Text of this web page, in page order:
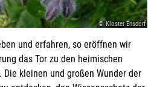
© Kloster Ensdorf
und erfahren, so eröffnen wir
das Tor zu den heimischen
kleinen und großen Wunder der